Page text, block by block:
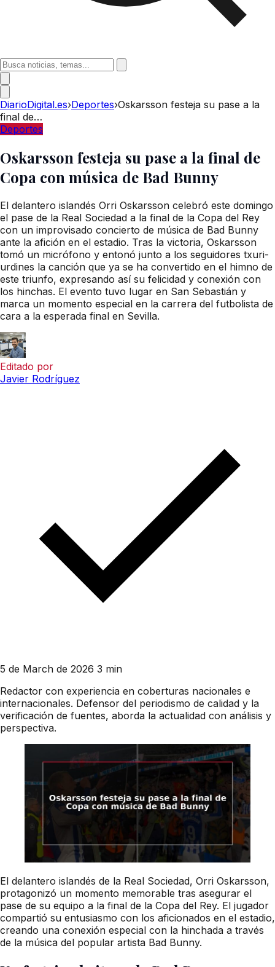
DiarioDigital.es›Deportes›Oskarsson festeja su pase a la
final de…
Deportes
Oskarsson festeja su pase a la final de
Copa con música de Bad Bunny
El delantero islandés Orri Oskarsson celebró este domingo
el pase de la Real Sociedad a la final de la Copa del Rey
con un improvisado concierto de música de Bad Bunny
ante la afición en el estadio. Tras la victoria, Oskarsson
tomó un micrófono y entonó junto a los seguidores txuri-
urdines la canción que ya se ha convertido en el himno de
este triunfo, expresando así su felicidad y conexión con
los hinchas. El evento tuvo lugar en San Sebastián y
marca un momento especial en la carrera del futbolista de
cara a la esperada final en Sevilla.
Editado por
Javier Rodríguez
5 de March de 2026 3 min
Redactor con experiencia en coberturas nacionales e
internacionales. Defensor del periodismo de calidad y la
verificación de fuentes, aborda la actualidad con análisis y
perspectiva.
El delantero islandés de la Real Sociedad, Orri Oskarsson,
protagonizó un momento memorable tras asegurar el
pase de su equipo a la final de la Copa del Rey. El jugador
compartió su entusiasmo con los aficionados en el estadio,
creando una conexión especial con la hinchada a través
de la música del popular artista Bad Bunny.